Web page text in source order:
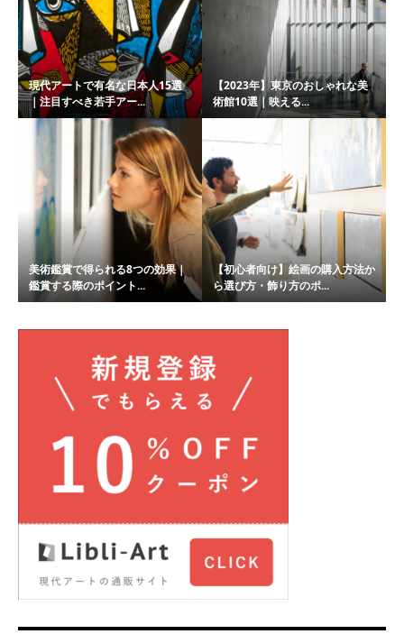
現代アートで有名な日本人15選
｜注目すべき若手アー...
【2023年】東京のおしゃれな美
術館10選｜映える...
美術鑑賞で得られる8つの効果｜
鑑賞する際のポイント...
【初心者向け】絵画の購入方法か
ら選び方・飾り方のポ...